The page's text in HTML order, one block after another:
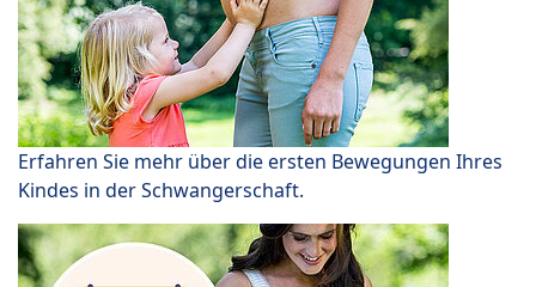
Erfahren Sie mehr über die ersten Bewegungen Ihres
Kindes in der Schwangerschaft.